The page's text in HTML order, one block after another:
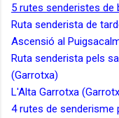
5 rutes senderistes de
Ruta senderista de
Ascensió al
Ruta senderista pels
(Garrotxa)
L'Alta Garrotxa
4 rutes de senderisme